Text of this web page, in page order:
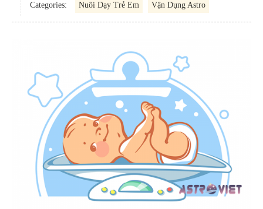
Categories: Nuôi Dạy Trẻ Em Vận Dụng Astro